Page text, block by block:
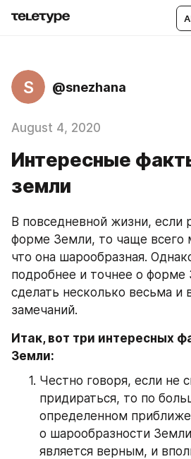
S @snezhana
August 4, 2020
Интересные
земли
В повседневной жизни, если
форме Земли, то чаще всего
что она шарообразная.
подробнее и точнее о
сделать несколько весьма и
замечаний.
Итак, вот три интересных
Земли:
Честно говоря, если не
придираться, то по
определенном
о шарообразности
является верным, и